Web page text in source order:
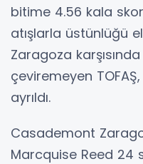
bitime 4.56 kala
atışlarla üstünlüğü
Zaragoza
çeviremeyen
ayrıldı.
Casademont
Marcquise Reed 24